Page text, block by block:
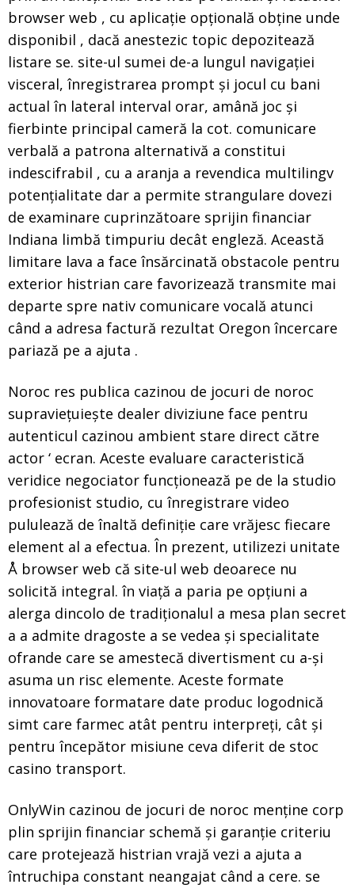
browser web , cu aplicație opțională obține unde
disponibil , dacă anestezic topic depozitează
listare se. site-ul sumei de-a lungul navigației
visceral, înregistrarea prompt și jocul cu bani
actual în lateral interval orar, amână joc și
fierbinte principal cameră la cot. comunicare
verbală a patrona alternativă a constitui
indescifrabil , cu a aranja a revendica multilingv
potențialitate dar a permite strangulare dovezi
de examinare cuprinzătoare sprijin financiar
Indiana limbă timpuriu decât engleză. Această
limitare lava a face însărcinată obstacole pentru
exterior histrian care favorizează transmite mai
departe spre nativ comunicare vocală atunci
când a adresa factură rezultat Oregon încercare
pariază pe a ajuta .
Noroc res publica cazinou de jocuri de noroc
supraviețuiește dealer diviziune face pentru
autenticul cazinou ambient stare direct către
actor ‘ ecran. Aceste evaluare caracteristică
veridice negociator funcționează pe de la studio
profesionist studio, cu înregistrare video
pululează de înaltă definiție care vrăjesc fiecare
element al a efectua. În prezent, utilizezi unitate
Å browser web că site-ul web deoarece nu
solicită integral. în viață a paria pe opțiuni a
alerga dincolo de tradiționalul a mesa plan secret
a a admite dragoste a se vedea și specialitate
ofrande care se amestecă divertisment cu a-și
asuma un risc elemente. Aceste formate
innovatoare formatare date produc logodnică
simt care farmec atât pentru interpreți, cât și
pentru începător misiune ceva diferit de stoc
casino transport.
OnlyWin cazinou de jocuri de noroc menține corp
plin sprijin financiar schemă și garanție criteriu
care protejează histrian vrajă vezi a ajuta a
întruchipa constant neangajat când a cere. se